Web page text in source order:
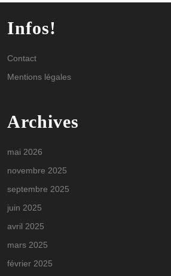
Infos!
Contact
Mentions légales
Archives
mai 2026
novembre 2025
septembre 2025
juin 2025
avril 2025
mars 2025
février 2025